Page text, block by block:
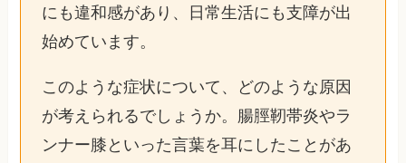
にも違和感があり、日常生活にも支障が出
始めています。
このような症状について、どのような原因
が考えられるでしょうか。腸脛靭帯炎やラ
ンナー膝といった言葉を耳にしたことがあ